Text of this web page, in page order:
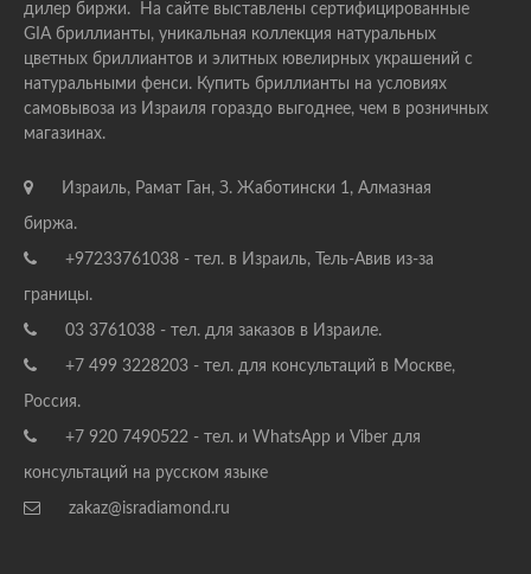
дилер биржи. На сайте выставлены сертифицированные
GIA бриллианты, уникальная коллекция натуральных
цветных бриллиантов и элитных ювелирных украшений с
натуральными фенси. Купить бриллианты на условиях
самовывоза из Израиля гораздо выгоднее, чем в розничных
магазинах.
Израиль, Рамат Ган, З. Жаботински 1, Алмазная
биржа.
+97233761038 - тел. в Израиль, Тель-Авив из-за
границы.
03 3761038 - тел. для заказов в Израиле.
+7 499 3228203 - тел. для консультаций в Москве,
Россия.
+7 920 7490522 - тел. и WhatsApp и Viber для
консультаций на русском языке
zakaz@isradiamond.ru